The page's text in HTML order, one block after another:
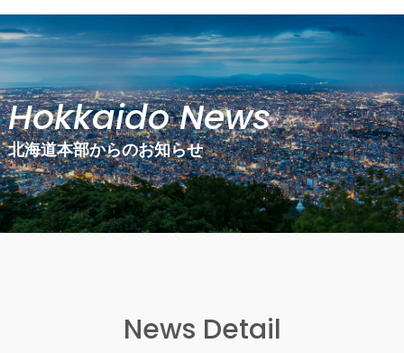
Hokkaido News
北海道本部からのお知らせ
News Detail